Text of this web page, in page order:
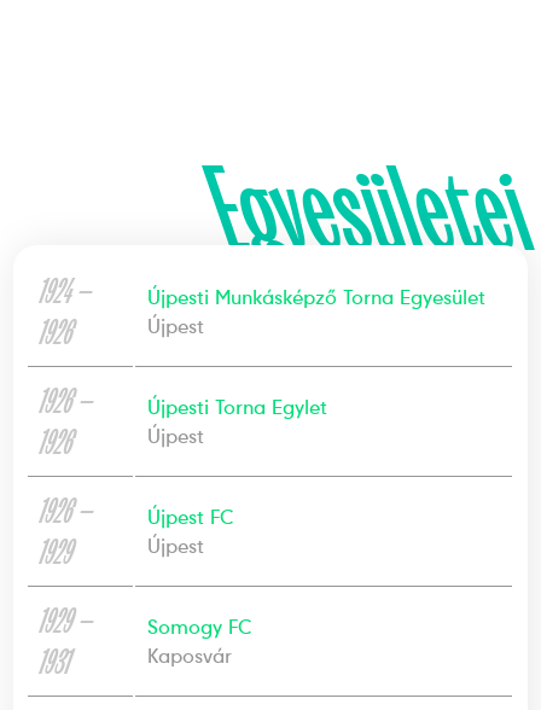
Egyesületei
1924 —
1926
Újpesti Munkásképző Torna Egyesület
Újpest
1926 —
1926
Újpesti Torna Egylet
Újpest
1926 —
1929
Újpest FC
Újpest
1929 —
1931
Somogy FC
Kaposvár